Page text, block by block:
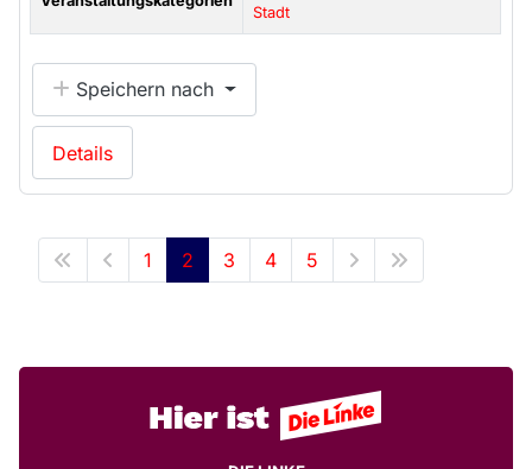
Stadt
Speichern nach
Details
1 2 3 4 5